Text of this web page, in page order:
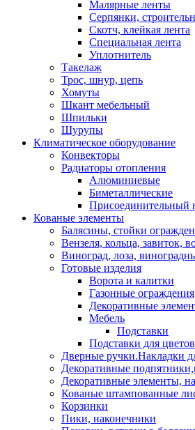
Малярные ленты
Серпянки,
Скотч, клейкая лента
Специальная лента
Уплотнитель
Такелаж
Трос, шнур, цепь
Хомуты
Шкант мебельный
Шпильки
Шурупы
Климатическое оборудование
Конвекторы
Радиаторы отопления
Алюминиевые
Биметаллические
Присоединительный
Кованые элементы
Балясины, стойки
Вензеля, кольца, завиток,
Виноград, лоза,
Готовые изделия
Ворота и калитки
Газонные ограждения
Декоративные
Мебель
Подставки
Подставки для цветов
Дверные ручки.Накладки
Декоративные
Декоративные элементы,
Кованые штампованные
Корзинки
Пики, наконечники